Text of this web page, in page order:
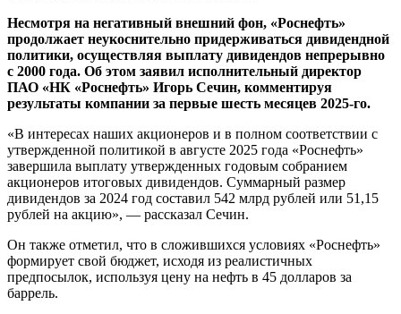
Несмотря на негативный внешний фон, «Роснефть»
продолжает неукоснительно придерживаться дивидендной
политики, осуществляя выплату дивидендов непрерывно
с 2000 года. Об этом заявил исполнительный директор
ПАО «НК «Роснефть» Игорь Сечин, комментируя
результаты компании за первые шесть месяцев 2025-го.
«В интересах наших акционеров и в полном соответствии с
утвержденной политикой в августе 2025 года «Роснефть»
завершила выплату утвержденных годовым собранием
акционеров итоговых дивидендов. Суммарный размер
дивидендов за 2024 год составил 542 млрд рублей или 51,15
рублей на акцию», — рассказал Сечин.
Он также отметил, что в сложившихся условиях «Роснефть»
формирует свой бюджет, исходя из реалистичных
предпосылок, используя цену на нефть в 45 долларов за
баррель.